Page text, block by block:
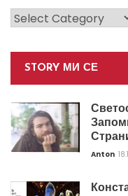
Категории
STORY МИ СЕ
Anton